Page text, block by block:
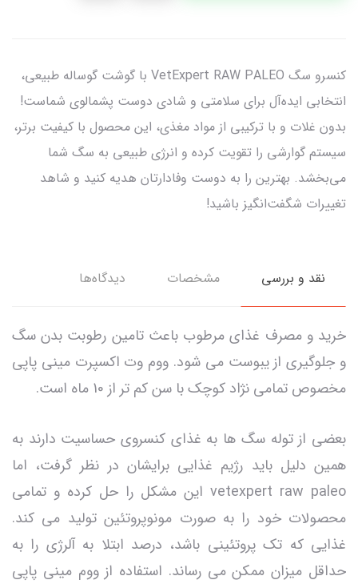
کنسرو سگ VetExpert RAW PALEO با گوشت گوساله طبیعی،
انتخابی ایده‌آل برای سلامتی و شادی دوست پشمالوی شماست!
بدون غلات و با ترکیبی از مواد مغذی، این محصول با کیفیت برتر،
سیستم گوارشی را تقویت کرده و انرژی طبیعی به سگ شما
می‌بخشد. بهترین را به دوست وفادارتان هدیه کنید و شاهد
تغییرات شگفت‌انگیز باشید!
نقد و بررسی مشخصات دیدگاه‌ها
خرید و مصرف غذای مرطوب باعث تامین رطوبت بدن سگ
و جلوگیری از یبوست می شود. ووم وت اکسپرت مینی پاپی
مخصوص تمامی نژاد کوچک با سن کم تر از 10 ماه است.
بعضی از توله سگ ها به غذای کنسروی حساسیت دارند به
همین دلیل باید رژیم غذایی برایشان در نظر گرفت، اما
vetexpert raw paleo این مشکل را حل کرده و تمامی
محصولات خود را به صورت مونوپروتئین تولید می کند.
غذایی که تک پروتئینی باشد، درصد ابتلا به آلرژی را به
حداقل میزان ممکن می رساند. استفاده از ووم مینی پاپی